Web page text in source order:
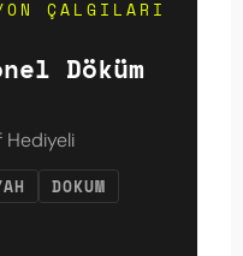
ÇALGILARI
Döküm
Hediyeli
DOKUM